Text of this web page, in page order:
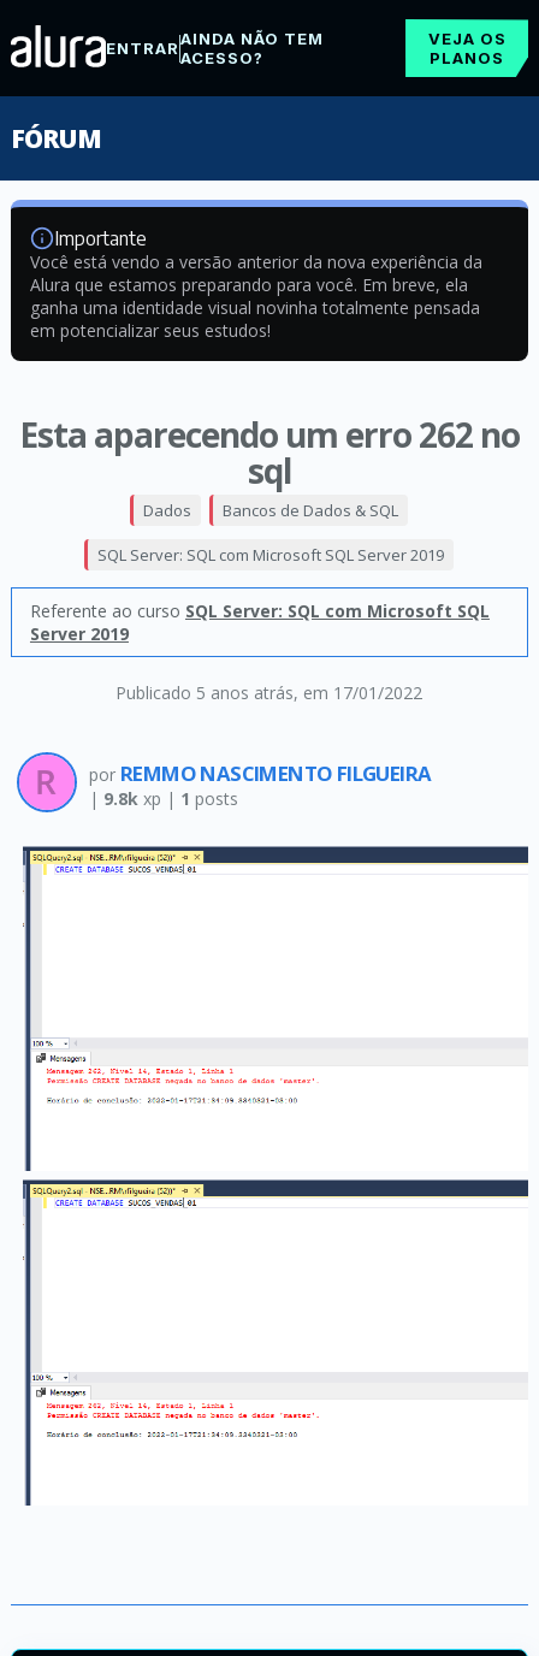
ENTRARAINDA NÃO TEM
ACESSO?
VEJA OS
PLANOS
FÓRUM
Importante
Você está vendo a versão anterior da nova experiência da
Alura que estamos preparando para você. Em breve, ela
ganha uma identidade visual novinha totalmente pensada
em potencializar seus estudos!
Esta aparecendo um erro 262 no
sql
Publicado 5 anos atrás, em 17/01/2022
Dados Bancos de Dados & SQL
SQL Server: SQL com Microsoft SQL Server 2019
Referente ao curso SQL Server: SQL com Microsoft SQL
Server 2019
por REMMO NASCIMENTO FILGUEIRA
| 9.8kxp | 1 posts